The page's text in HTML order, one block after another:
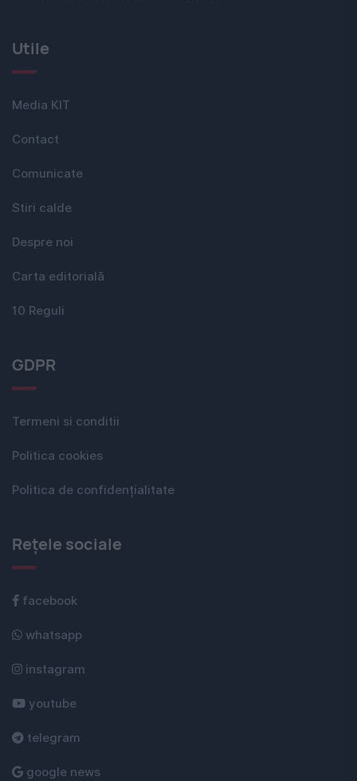
Utile
Media KIT
Contact
Comunicate
Stiri calde
Despre noi
Carta editorială
10 Reguli
GDPR
Termeni si conditii
Politica cookies
Politica de confidențialitate
Rețele sociale
facebook
whatsapp
instagram
youtube
telegram
google news